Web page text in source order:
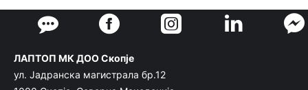
ЛАПТОП МК ДОО Скопје
ул. Јадранска магистрала бр.12